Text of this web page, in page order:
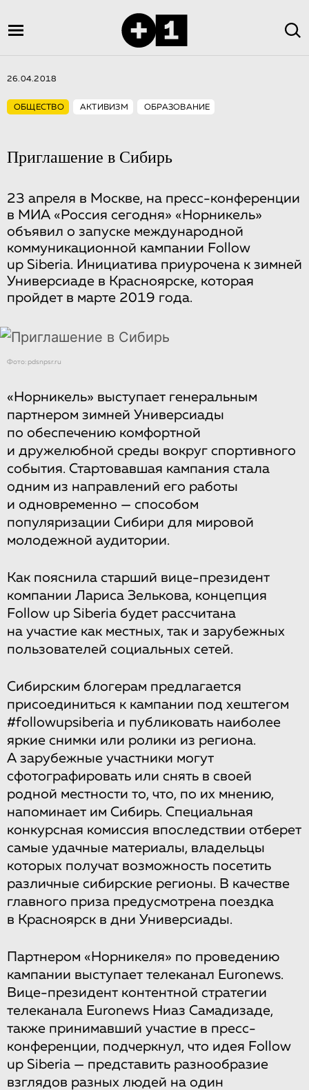
26.04.2018
ОБЩЕСТВО АКТИВИЗМ ОБРАЗОВАНИЕ
Приглашение в Сибирь
23 апреля в Москве, на пресс-конференции
в МИА «Россия сегодня» «Норникель»
объявил о запуске международной
коммуникационной кампании Follow
up Siberia. Инициатива приурочена к зимней
Универсиаде в Красноярске, которая
пройдет в марте 2019 года.
Фото: pdsnpsr.ru
«Норникель» выступает генеральным
партнером зимней Универсиады
по обеспечению комфортной
и дружелюбной среды вокруг спортивного
события. Стартовавшая кампания стала
одним из направлений его работы
и одновременно — способом
популяризации Сибири для мировой
молодежной аудитории.
Как пояснила старший вице-президент
компании Лариса Зелькова, концепция
Follow up Siberia будет рассчитана
на участие как местных, так и зарубежных
пользователей социальных сетей.
Сибирским блогерам предлагается
присоединиться к кампании под хештегом
#followupsiberia и публиковать наиболее
яркие снимки или ролики из региона.
А зарубежные участники могут
сфотографировать или снять в своей
родной местности то, что, по их мнению,
напоминает им Сибирь. Специальная
конкурсная комиссия впоследствии отберет
самые удачные материалы, владельцы
которых получат возможность посетить
различные сибирские регионы. В качестве
главного приза предусмотрена поездка
в Красноярск в дни Универсиады.
Партнером «Норникеля» по проведению
кампании выступает телеканал Euronews.
Вице-президент контентной стратегии
телеканала Euronews Ниаз Самадизаде,
также принимавший участие в пресс-
конференции, подчеркнул, что идея Follow
up Siberia — представить разнообразие
взглядов разных людей на один